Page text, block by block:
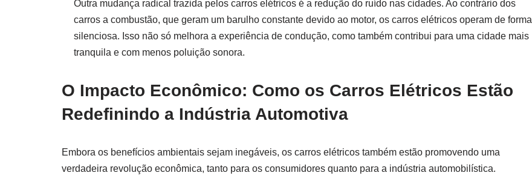
Outra mudança radical trazida pelos carros elétricos é a redução do ruído nas cidades. Ao contrário dos
carros a combustão, que geram um barulho constante devido ao motor, os carros elétricos operam de forma
silenciosa. Isso não só melhora a experiência de condução, como também contribui para uma cidade mais
tranquila e com menos poluição sonora.
O Impacto Econômico: Como os Carros Elétricos Estão
Redefinindo a Indústria Automotiva
Embora os benefícios ambientais sejam inegáveis, os carros elétricos também estão promovendo uma
verdadeira revolução econômica, tanto para os consumidores quanto para a indústria automobilística.